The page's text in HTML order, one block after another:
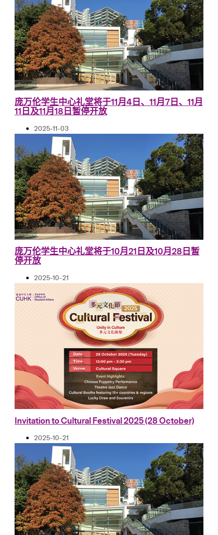
庞万伦学生中心礼堂将于11月4日、11月7日、11月
11日及11月18日暂停开放
2025-11-03
庞万伦学生中心礼堂将于10月21日及10月28日暂
停开放
2025-10-21
Invitation to Cultural Festival 2025 (28 October)
2025-10-21